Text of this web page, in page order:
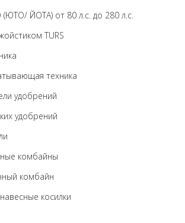
(ЮТО/ ЙОТА) от 80 л.с. до 280 л.с.
TURS
техника
удобрений
удобрений
комбайны
комбайн
косилки